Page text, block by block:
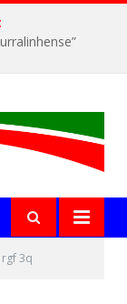
rgf 3q